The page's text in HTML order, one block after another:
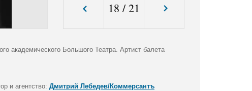
18 /21
академического Большого Театра. Артист балета
и агентство: Дмитрий Лебедев/Коммерсантъ